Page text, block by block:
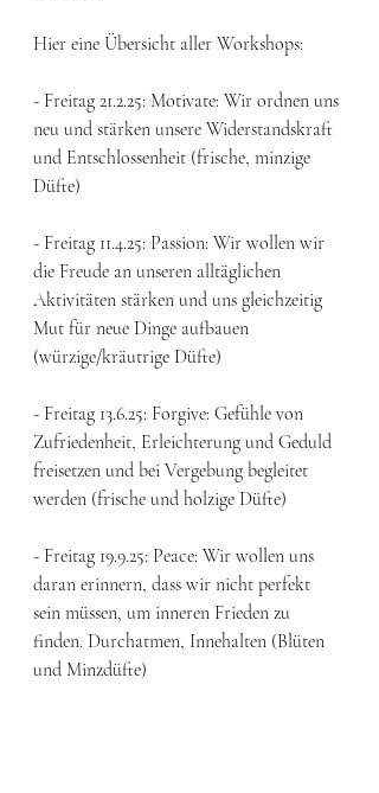
Hier eine Übersicht aller Workshops:
- Freitag 21.2.25: Motivate: Wir ordnen uns
neu und stärken unsere Widerstandskraft
und Entschlossenheit (frische, minzige
Düfte)
- Freitag 11.4.25: Passion: Wir wollen wir
die Freude an unseren alltäglichen
Aktivitäten stärken und uns gleichzeitig
Mut für neue Dinge aufbauen
(würzige/kräutrige Düfte)
- Freitag 13.6.25: Forgive: Gefühle von
Zufriedenheit, Erleichterung und Geduld
freisetzen und bei Vergebung begleitet
werden (frische und holzige Düfte)
- Freitag 19.9.25: Peace: Wir wollen uns
daran erinnern, dass wir nicht perfekt
sein müssen, um inneren Frieden zu
finden. Durchatmen, Innehalten (Blüten
und Minzdüfte)